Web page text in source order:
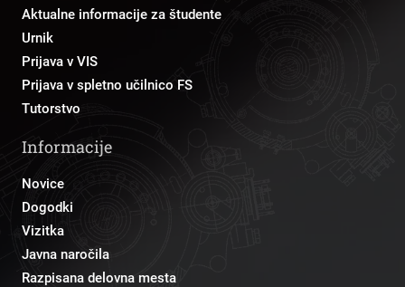
Aktualne informacije za študente
Urnik
Prijava v VIS
Prijava v spletno učilnico FS
Tutorstvo
Informacije
Novice
Dogodki
Vizitka
Javna naročila
Razpisana delovna mesta